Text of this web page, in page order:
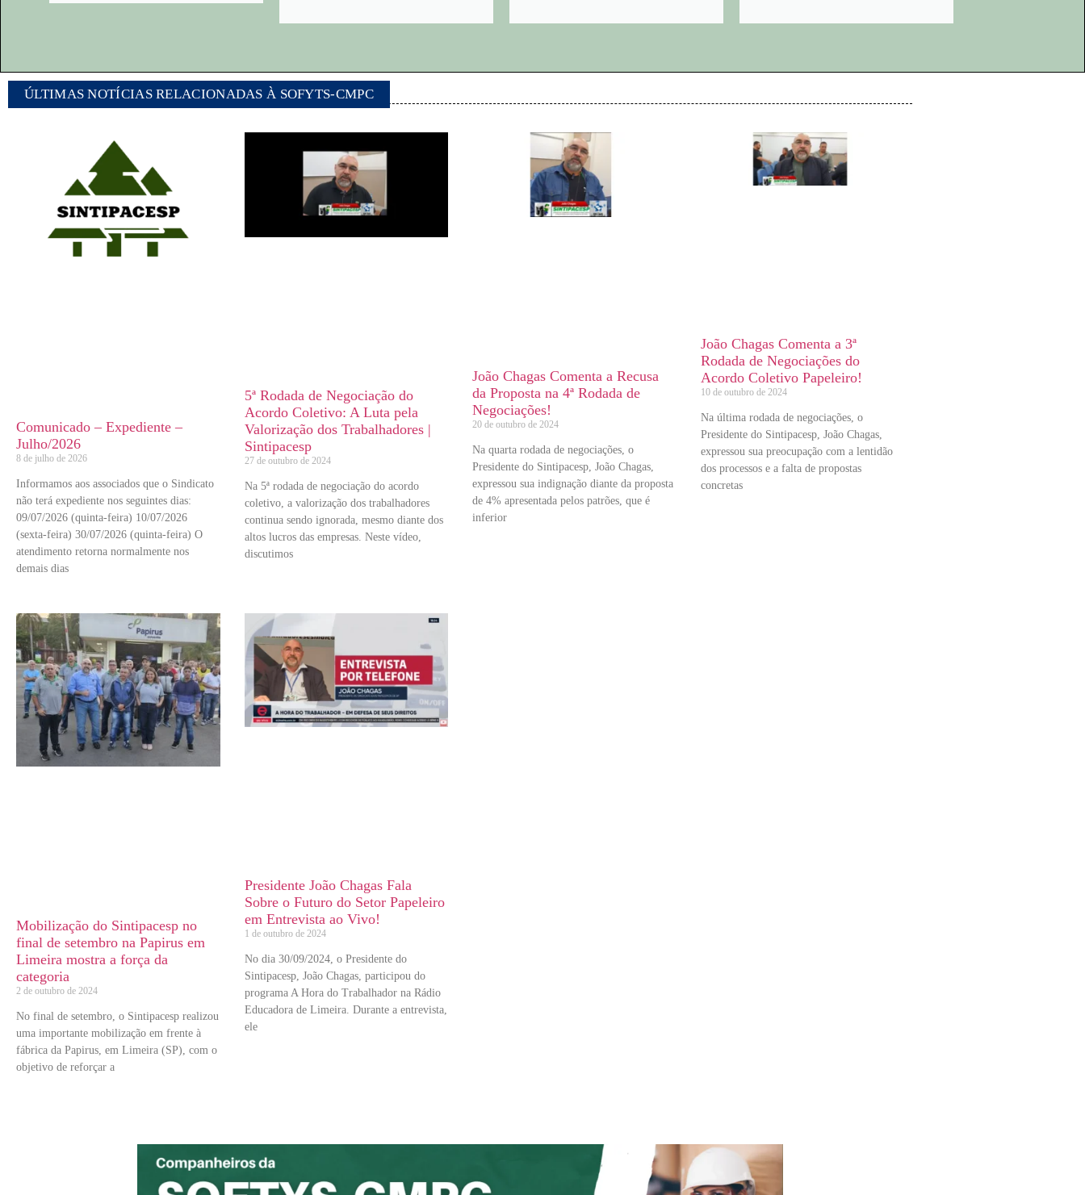
ÚLTIMAS NOTÍCIAS RELACIONADAS À SOFYTS-CMPC
Comunicado – Expediente –
Julho/2026
8 de julho de 2026
Informamos aos associados que o Sindicato
não terá expediente nos seguintes dias:
09/07/2026 (quinta-feira) 10/07/2026
(sexta-feira) 30/07/2026 (quinta-feira) O
atendimento retorna normalmente nos
demais dias
5ª Rodada de Negociação do
Acordo Coletivo: A Luta pela
Valorização dos Trabalhadores |
Sintipacesp
27 de outubro de 2024
Na 5ª rodada de negociação do acordo
coletivo, a valorização dos trabalhadores
continua sendo ignorada, mesmo diante dos
altos lucros das empresas. Neste vídeo,
discutimos
João Chagas Comenta a Recusa
da Proposta na 4ª Rodada de
Negociações!
20 de outubro de 2024
Na quarta rodada de negociações, o
Presidente do Sintipacesp, João Chagas,
expressou sua indignação diante da proposta
de 4% apresentada pelos patrões, que é
inferior
João Chagas Comenta a 3ª
Rodada de Negociações do
Acordo Coletivo Papeleiro!
10 de outubro de 2024
Na última rodada de negociações, o
Presidente do Sintipacesp, João Chagas,
expressou sua preocupação com a lentidão
dos processos e a falta de propostas
concretas
Mobilização do Sintipacesp no
final de setembro na Papirus em
Limeira mostra a força da
categoria
2 de outubro de 2024
No final de setembro, o Sintipacesp realizou
uma importante mobilização em frente à
fábrica da Papirus, em Limeira (SP), com o
objetivo de reforçar a
Presidente João Chagas Fala
Sobre o Futuro do Setor Papeleiro
em Entrevista ao Vivo!
1 de outubro de 2024
No dia 30/09/2024, o Presidente do
Sintipacesp, João Chagas, participou do
programa A Hora do Trabalhador na Rádio
Educadora de Limeira. Durante a entrevista,
ele